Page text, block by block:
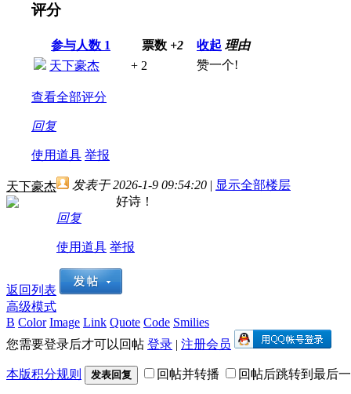
评分
参与人数 1 票数 +2 收起 理由
天下豪杰
+ 2 赞一个!
查看全部评分
回复
使用道具 举报
天下豪杰 发表于 2026-1-9 09:54:20 | 显示全部楼层
好诗！
回复
使用道具 举报
返回列表
高级模式
B Color Image Link Quote Code Smilies
您需要登录后才可以回帖 登录 | 注册会员
本版积分规则 发表回复 回帖并转播 回帖后跳转到最后